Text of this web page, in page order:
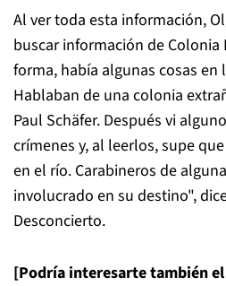
Al ver toda esta información,
buscar información de Colonia
forma, había algunas cosas en
Hablaban de una colonia
Paul Schäfer. Después vi
crímenes y, al leerlos, supe
en el río. Carabineros de
involucrado en su destino",
Desconcierto.
[Podría interesarte también